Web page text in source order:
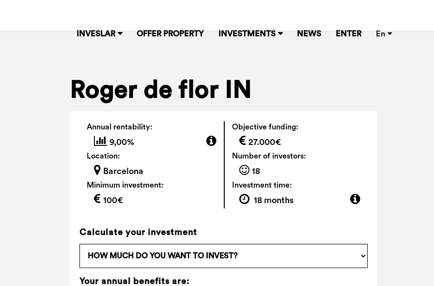
INVESLAR OFFER PROPERTY INVESTMENTS NEWS ENTER En
Roger de flor IN
Annual rentability:
9,00%
Location:
Barcelona
Minimum investment:
100€
Objective funding:
27.000€
Number of investors:
18
Investment time:
18 months
Calculate your investment
Your annual benefits are: